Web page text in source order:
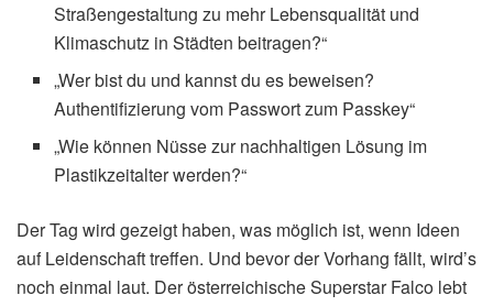
Straßengestaltung zu mehr Lebensqualität und
Klimaschutz in Städten beitragen?“
„Wer bist du und kannst du es beweisen?
Authentifizierung vom Passwort zum Passkey“
„Wie können Nüsse zur nachhaltigen Lösung im
Plastikzeitalter werden?“
Der Tag wird gezeigt haben, was möglich ist, wenn Ideen
auf Leidenschaft treffen. Und bevor der Vorhang fällt, wird’s
noch einmal laut. Der österreichische Superstar Falco lebt